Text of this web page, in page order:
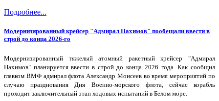
Подробнее...
Модернизированный крейсер "Адмирал Нахимов" пообещали ввести в
строй до конца 2026-го
Модернизированный тяжелый атомный ракетный крейсер "Адмирал
Нахимов" планируется ввести в строй до конца 2026 года. Как сообщил
главком ВМФ адмирал флота Александр Моисеев во время мероприятий по
случаю празднования Дня Военно-морского флота, сейчас корабль
проходит заключительный этап ходовых испытаний в Белом море.